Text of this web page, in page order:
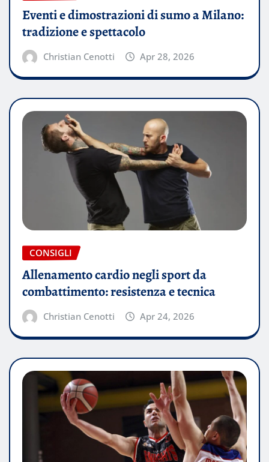
Eventi e dimostrazioni di sumo a Milano:
tradizione e spettacolo
Christian Cenotti Apr 28, 2026
CONSIGLI
Allenamento cardio negli sport da
combattimento: resistenza e tecnica
Christian Cenotti Apr 24, 2026